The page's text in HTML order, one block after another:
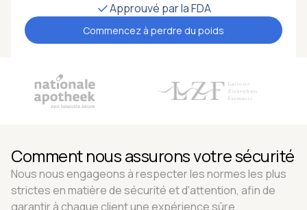
Approuvé par la FDA
Commencez à perdre du poids
Comment nous assurons votre sécurité
Nous nous engageons à respecter les normes les plus
strictes en matière de sécurité et d'attention, afin de
garantir à chaque client une expérience sûre.